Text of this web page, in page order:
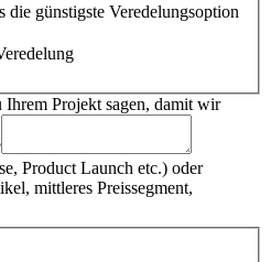
die günstigste Veredelungsoption
Projekt sagen, damit wir
Product Launch etc.) oder
mittleres Preissegment,